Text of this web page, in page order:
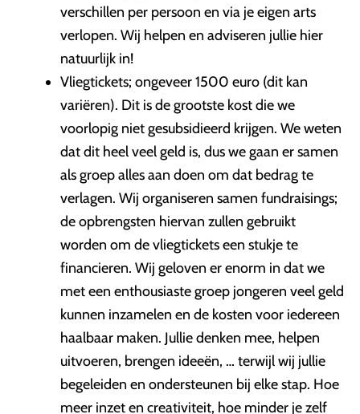
verschillen per persoon en via je eigen arts
verlopen. Wij helpen en adviseren jullie hier
natuurlijk in!
Vliegtickets; ongeveer 1500 euro (dit kan
variëren). Dit is de grootste kost die we
voorlopig niet gesubsidieerd krijgen. We weten
dat dit heel veel geld is, dus we gaan er samen
als groep alles aan doen om dat bedrag te
verlagen. Wij organiseren samen fundraisings;
de opbrengsten hiervan zullen gebruikt
worden om de vliegtickets een stukje te
financieren. Wij geloven er enorm in dat we
met een enthousiaste groep jongeren veel geld
kunnen inzamelen en de kosten voor iedereen
haalbaar maken. Jullie denken mee, helpen
uitvoeren, brengen ideeën, … terwijl wij jullie
begeleiden en ondersteunen bij elke stap. Hoe
meer inzet en creativiteit, hoe minder je zelf